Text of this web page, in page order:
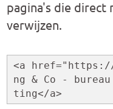
pagina's die direct
verwijzen.
<a
ng & Co -
ting</a>